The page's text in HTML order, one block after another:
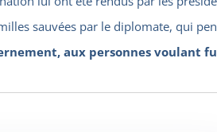
sauvées par le diplomate, qui
aux personnes voulant